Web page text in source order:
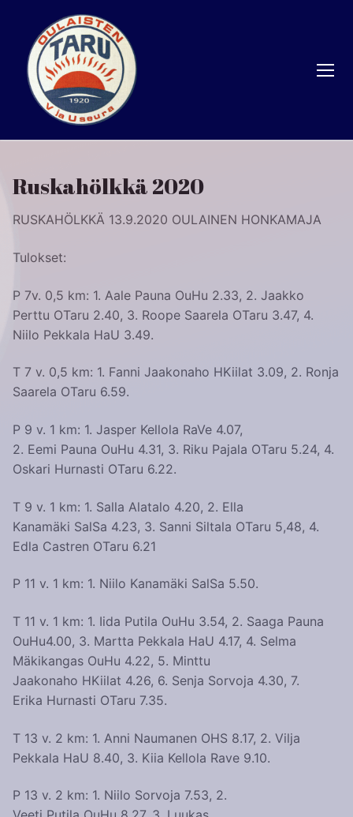
sisältöön
Ruskahölkkä 2020
RUSKAHÖLKKÄ 13.9.2020 OULAINEN HONKAMAJA
Tulokset:
P 7v. 0,5 km: 1. Aale Pauna OuHu 2.33, 2. Jaakko
Perttu OTaru 2.40, 3. Roope Saarela OTaru 3.47, 4.
Niilo Pekkala HaU 3.49.
T 7 v. 0,5 km: 1. Fanni Jaakonaho HKiilat 3.09, 2. Ronja
Saarela OTaru 6.59.
P 9 v. 1 km: 1. Jasper Kellola RaVe 4.07,
2. Eemi Pauna OuHu 4.31, 3. Riku Pajala OTaru 5.24, 4.
Oskari Hurnasti OTaru 6.22.
T 9 v. 1 km: 1. Salla Alatalo 4.20, 2. Ella
Kanamäki SalSa 4.23, 3. Sanni Siltala OTaru 5,48, 4.
Edla Castren OTaru 6.21
P 11 v. 1 km: 1. Niilo Kanamäki SalSa 5.50.
T 11 v. 1 km: 1. Iida Putila OuHu 3.54, 2. Saaga Pauna
OuHu4.00, 3. Martta Pekkala HaU 4.17, 4. Selma
Mäkikangas OuHu 4.22, 5. Minttu
Jaakonaho HKiilat 4.26, 6. Senja Sorvoja 4.30, 7.
Erika Hurnasti OTaru 7.35.
T 13 v. 2 km: 1. Anni Naumanen OHS 8.17, 2. Vilja
Pekkala HaU 8.40, 3. Kiia Kellola Rave 9.10.
P 13 v. 2 km: 1. Niilo Sorvoja 7.53, 2.